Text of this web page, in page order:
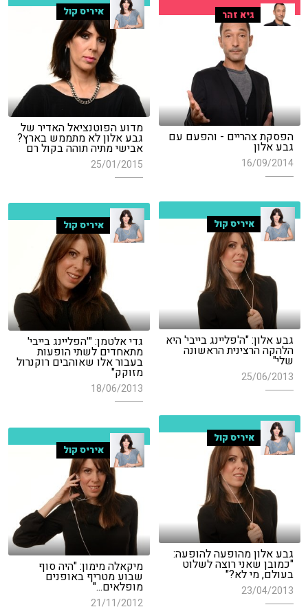
איריס קול
מדוע הפוטנציאל האדיר של
גבע אלון לא מתממש בארץ?
אבישי מתיה תוהה בקול רם
25/01/2015
גיא זהר
הפסקת צהריים - והפעם עם
גבע אלון
16/09/2014
איריס קול
גבע אלון: "ה'פליינג בייבי' היא
הלהקה הרצינית הראשונה
שלי"
25/06/2013
איריס קול
גדי אלטמן: "'הפליינג בייבי'
מתאחדים לשתי הופעות
בעבור אלו שאוהבים רוקנרול
מזוקק"
18/06/2013
איריס קול
גבע אלון מהופעה להופעה:
"כמובן שאני רוצה לשלוט
בעולם, מי לא?"
23/04/2013
איריס קול
מיקאלה מימון: "היה סוף
שבוע מטריף באופנים
מופלאים..."
21/11/2012